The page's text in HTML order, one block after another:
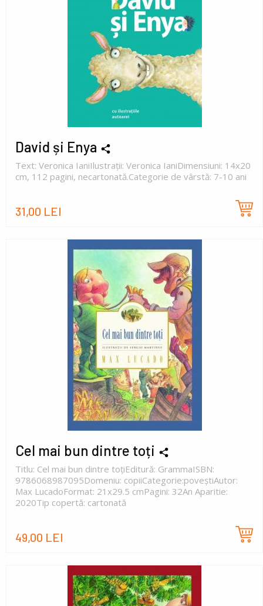
David și Enya
Text: Veronica IaniIlustrații: Veronica IaniDimensiuni: 14x20
cm, 112 pagini, necartonată.Categorie de vârstă: 7-10 ani
31,00 LEI
Cel mai bun dintre toți
Titlu: Cel mai bun dintre toțiEditură: GrammaISBN:
9786068987095Domeniu: copiiCategorie:poveștiAutor:
Max LucadoFormat: 21x29.5 cmPagini: 32An Aparitie:
2020Tip copertă: cartonată
49,00 LEI